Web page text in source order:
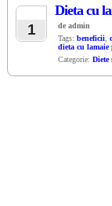
1
Dieta cu
de admin
Tags: beneficii
dieta cu
Categorie: Diete